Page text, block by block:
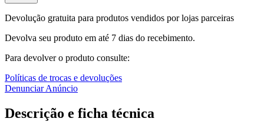
Devolução gratuita para produtos vendidos por lojas parceiras
Devolva seu produto em até 7 dias do recebimento.
Para devolver o produto consulte:
Políticas de trocas e devoluções
Denunciar Anúncio
Descrição e ficha técnica